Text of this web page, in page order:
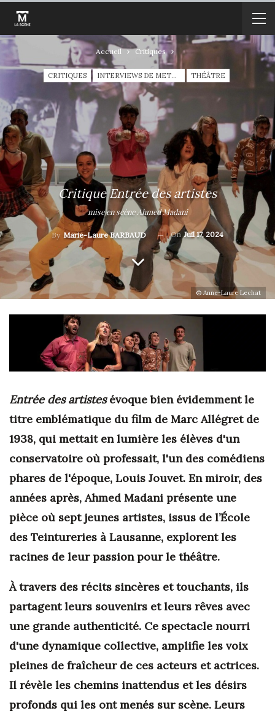
Accueil Critiques
CRITIQUES INTERVIEWS DE METTEURS EN SCÈNE THÉÂTRE
Critique Entrée des artistes
mise en scène Ahmed Madani
By Marie-Laure BARBAUD On Juil 17, 2024
© Anne-Laure Lechat
Entrée des artistesévoque bien évidemment le
titre emblématique du film de Marc Allégret de
1938, qui mettait en lumière les élèves d'un
conservatoire où professait, l'un des comédiens
phares de l'époque, Louis Jouvet. En miroir, des
années après, Ahmed Madani présente une
pièce où sept jeunes artistes, issus de l’École
des Teintureries à Lausanne, explorent les
racines de leur passion pour le théâtre.
À travers des récits sincères et touchants, ils
partagent leurs souvenirs et leurs rêves avec
une grande authenticité. Ce spectacle nourri
d'une dynamique collective, amplifie les voix
pleines de fraîcheur de ces acteurs et actrices.
Il révèle les chemins inattendus et les désirs
profonds qui les ont menés sur scène. Leurs